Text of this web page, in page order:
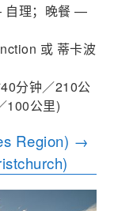
自理；晚餐 —
或 蒂卡波
分钟／210公
100公里)
Region) →